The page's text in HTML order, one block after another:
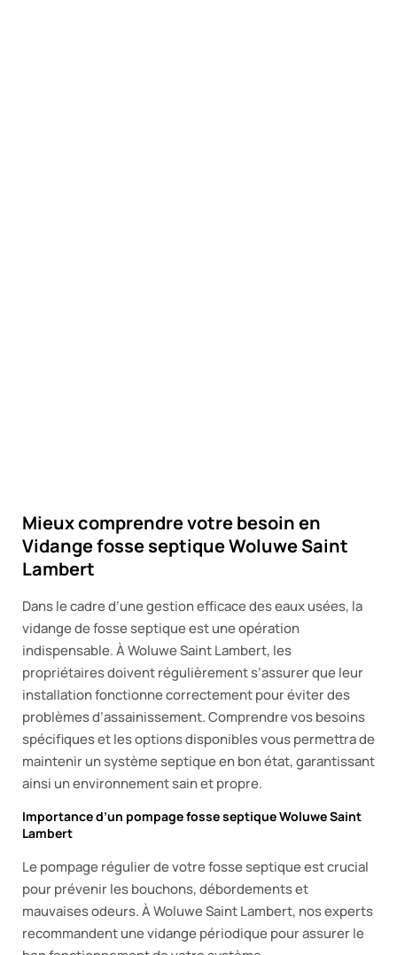
Mieux comprendre votre besoin en
Vidange fosse septique Woluwe Saint
Lambert
Dans le cadre d’une gestion efficace des eaux usées, la
vidange de fosse septique est une opération
indispensable. À Woluwe Saint Lambert, les
propriétaires doivent régulièrement s’assurer que leur
installation fonctionne correctement pour éviter des
problèmes d’assainissement. Comprendre vos besoins
spécifiques et les options disponibles vous permettra de
maintenir un système septique en bon état, garantissant
ainsi un environnement sain et propre.
Importance d’un pompage fosse septique Woluwe Saint
Lambert
Le pompage régulier de votre fosse septique est crucial
pour prévenir les bouchons, débordements et
mauvaises odeurs. À Woluwe Saint Lambert, nos experts
recommandent une vidange périodique pour assurer le